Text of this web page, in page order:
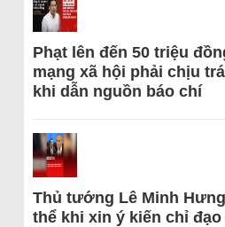
Phạt lên đến 50 triệu
mạng xã hội phải chịu
khi dẫn nguồn báo chí
Thủ tướng Lê Minh
thể khi xin ý kiến chỉ